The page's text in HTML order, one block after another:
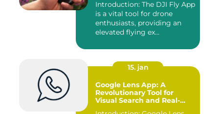
Introduction: The DJI Fly App
is a vital tool for drone
enthusiasts, providing an
elevated flying ex...
15. jan
Google Lens App: A
Revolutionary Tool for
Visual Search and Real-